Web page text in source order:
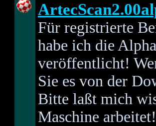
Für registrierte
habe ich die
veröffentlicht!
Sie es von der
Bitte laßt mich
Maschine arbeitet!